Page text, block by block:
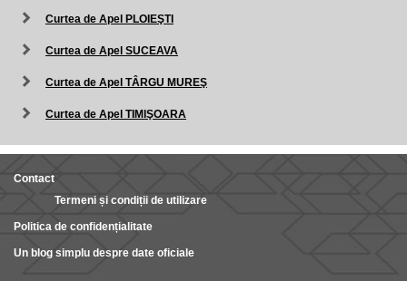
Curtea de Apel PLOIEŞTI
Curtea de Apel SUCEAVA
Curtea de Apel TÂRGU MUREŞ
Curtea de Apel TIMIŞOARA
Contact
Termeni și condiții de utilizare
Politica de confidențialitate
Un blog simplu despre date oficiale